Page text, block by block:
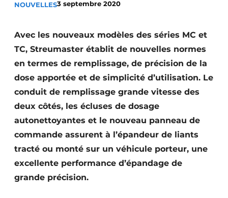
Construction bois
Contrôle d’accès
Éclairage
Fondations
Façades
NOUVELLES3 septembre 2020
Avec les nouveaux modèles des séries MC et
TC, Streumaster établit de nouvelles normes
en termes de remplissage, de précision de la
dose apportée et de simplicité d’utilisation. Le
conduit de remplissage grande vitesse des
deux côtés, les écluses de dosage
autonettoyantes et le nouveau panneau de
commande assurent à l’épandeur de liants
tracté ou monté sur un véhicule porteur, une
excellente performance d’épandage de
grande précision.